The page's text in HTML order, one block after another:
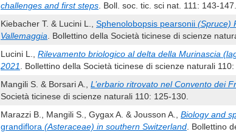
challenges and first steps . Boll. soc. tic. sci nat. 111: 143-147.
Kiebacher T. & Lucini L., Sphenolobopsis pearsonii (Spruce)
Vallemaggia . Bollettino della Società ticinese di scienze
Lucini L., Rilevamento briologico al delta della Murinascia
2021
. Bollettino della Società ticinese di scienze naturali 110:
Mangili S. & Borsari A., L’erbario ritrovato nel Convento dei
Società ticinese di scienze naturali 110: 125-130.
Marazzi B., Mangili S., Gygax A. & Jousson A., Biology and
grandiflora (Asteraceae) in southern Switzerland . Bollettino